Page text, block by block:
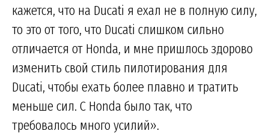
кажется, что на Ducati я ехал не в полную силу,
то это от того, что Ducati слишком сильно
отличается от Honda, и мне пришлось здорово
изменить свой стиль пилотирования для
Ducati, чтобы ехать более плавно и тратить
меньше сил. С Honda было так, что
требовалось много усилий».